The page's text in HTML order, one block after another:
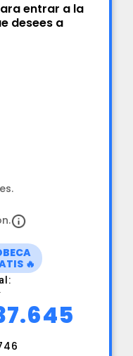
entrar a la
desees a
🔥